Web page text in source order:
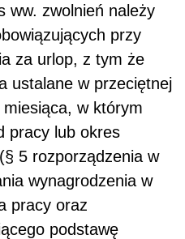
ww. zwolnień należy
przy
za urlop, z tym że
ustalane w przeciętnej
w którym
pracy lub okres
5 rozporządzenia w
wynagrodzenia w
pracy oraz
podstawę